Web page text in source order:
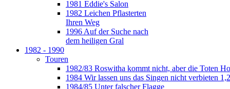
1981 Eddie's Salon
1982 Leichen Pflasterten
Ihren Weg
1996 Auf der Suche nach
dem heiligen Gral
1982 - 1990
Touren
1982/83 Roswitha kommt nicht, aber die Toten
1984 Wir lassen uns das Singen nicht verbieten
1984/85 Unter falscher Flagge